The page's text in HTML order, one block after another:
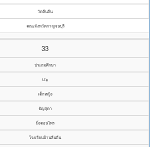
วัดลิ่นถิ่น
คณะจังหวัดกาญจนบุรี
33
ประถมศึกษา
ป.๖
เด็กหญิง
ธัญสุดา
มิ่งดอนไพร
โรงเรียนบ้านลิ่นถิ่น